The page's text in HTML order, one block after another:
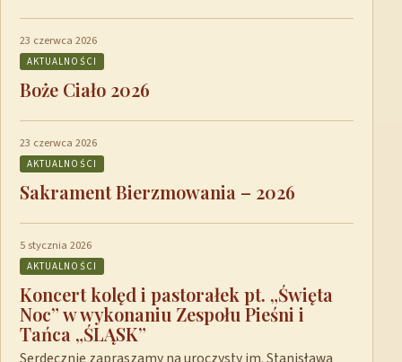
23 czerwca 2026
AKTUALNOŚCI
Boże Ciało 2026
23 czerwca 2026
AKTUALNOŚCI
Sakrament Bierzmowania – 2026
5 stycznia 2026
AKTUALNOŚCI
Koncert kolęd i pastorałek pt. „Święta
Noc” w wykonaniu Zespołu Pieśni i
Tańca „ŚLĄSK”